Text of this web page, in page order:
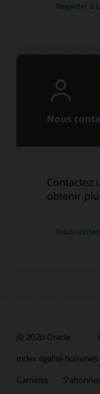
Regarder à
Nous
Contactez
obtenir
Nous
© 2026 Oracle
Index égalité
Carrières